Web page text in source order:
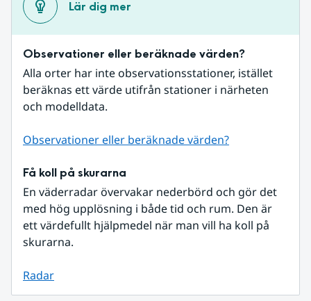
Lär dig mer
Observationer eller beräknade värden?
Alla orter har inte observationsstationer, istället
beräknas ett värde utifrån stationer i närheten
och modelldata.
Observationer eller beräknade värden?
Få koll på skurarna
En väderradar övervakar nederbörd och gör det
med hög upplösning i både tid och rum. Den är
ett värdefullt hjälpmedel när man vill ha koll på
skurarna.
Radar